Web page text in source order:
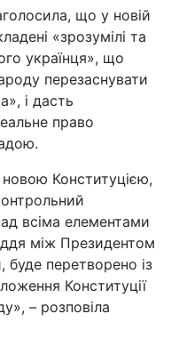
що у новій
«зрозумілі та
українця», що
перезаснувати
і дасть
право
новою Конституцією,
всіма елементами
між Президентом
буде перетворено із
Конституції
– розповіла